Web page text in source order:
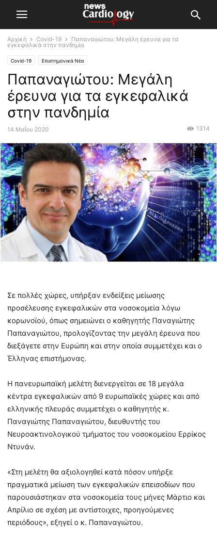
Αρχική Covid-19
Παπαναγιώτου: Μεγάλη έρευνα για τα
εγκεφαλικά στην πανδημία
Covid-19 Επιστημονικά Νέα
Παπαναγιώτου: Μεγάλη
έρευνα για τα εγκεφαλικά
στην πανδημία
14 Μαΐου 2020 1314
Σε πολλές χώρες, υπήρξαν ενδείξεις μείωσης
προσέλευσης εγκεφαλικών στα νοσοκομεία λόγω
κορωνοϊού, όπως σημειώνει ο καθηγητής Παναγιώτης
Παπαναγιώτου, προλογίζοντας την μεγάλη έρευνα που
διεξάγετε στην Ευρώπη και στην οποία συμμετέχει και ο
Έλληνας επιστήμονας.
Η πανευρωπαϊκή μελέτη διενεργείται σε 18 μεγάλα
κέντρα εγκεφαλικών από 9 ευρωπαϊκές χώρες και από
ελληνικής πλευράς συμμετέχει ο καθηγητής κ.
Παναγιώτης Παπαναγιώτου, διευθυντής του
Νευροακτινολογικού τμήματος του νοσοκομείου Ερρίκος
Ντυνάν.
«Στη μελέτη θα αξιολογηθεί κατά πόσον υπήρξε
πραγματικά μείωση των εγκεφαλικών επεισοδίων που
παρουσιάστηκαν στα νοσοκομεία τους μήνες Μάρτιο και
Απρίλιο σε σχέση με αντίστοιχες, προηγούμενες
περιόδους», εξηγεί ο κ. Παπαναγιώτου.